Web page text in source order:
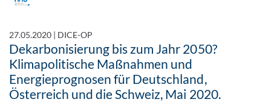
27.05.2020 | DICE-OP
Dekarbonisierung bis zum Jahr 2050?
Klimapolitische Maßnahmen und
Energieprognosen für Deutschland,
Österreich und die Schweiz, Mai 2020.